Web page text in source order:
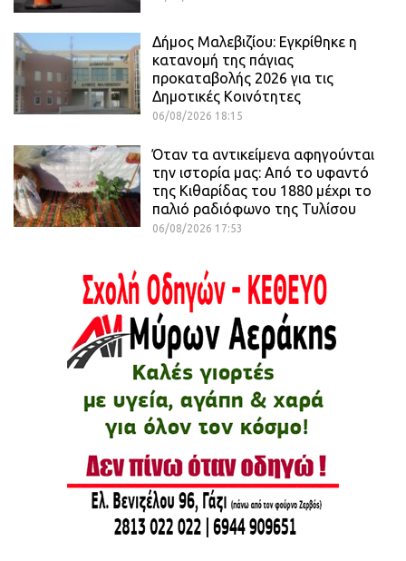
Δήμος Μαλεβιζίου: Εγκρίθηκε η
κατανομή της πάγιας
προκαταβολής 2026 για τις
Δημοτικές Κοινότητες
06/08/2026 18:15
Όταν τα αντικείμενα αφηγούνται
την ιστορία μας: Από το υφαντό
της Κιθαρίδας του 1880 μέχρι το
παλιό ραδιόφωνο της Τυλίσου
06/08/2026 17:53